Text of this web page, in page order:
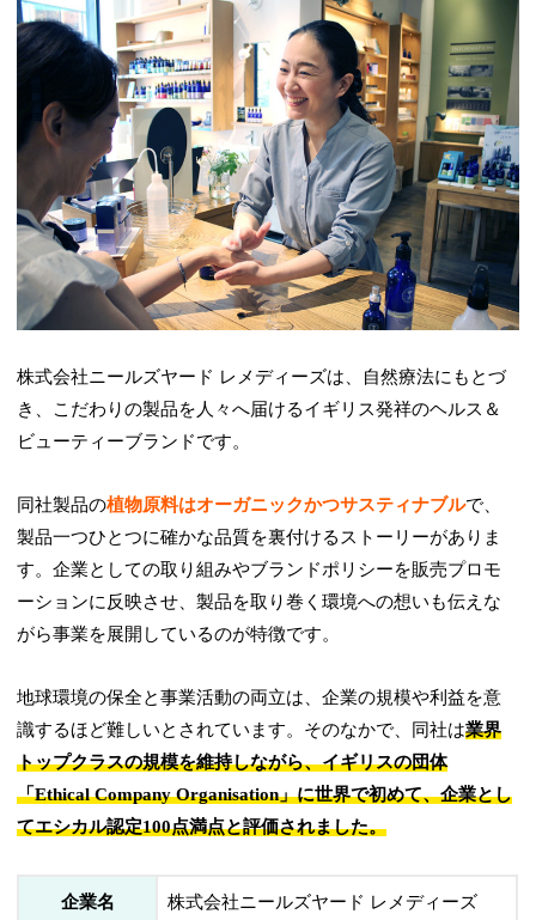
株式会社ニールズヤード レメディーズは、自然療法にもとづ
き、こだわりの製品を人々へ届けるイギリス発祥のヘルス＆
ビューティーブランドです。
同社製品の植物原料はオーガニックかつサスティナブルで、
製品一つひとつに確かな品質を裏付けるストーリーがありま
す。企業としての取り組みやブランドポリシーを販売プロモ
ーションに反映させ、製品を取り巻く環境への想いも伝えな
がら事業を展開しているのが特徴です。
地球環境の保全と事業活動の両立は、企業の規模や利益を意
識するほど難しいとされています。そのなかで、同社は業界
トップクラスの規模を維持しながら、イギリスの団体
「Ethical Company Organisation」に世界で初めて、企業とし
てエシカル認定100点満点と評価されました。
企業名 株式会社ニールズヤード レメディーズ